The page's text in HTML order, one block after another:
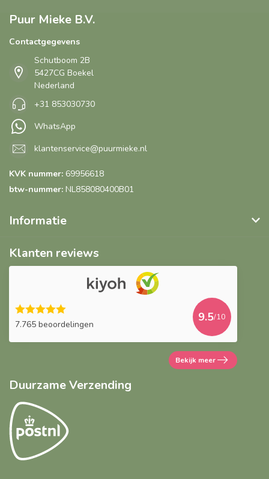
Puur Mieke B.V.
Contactgegevens
Schutboom 2B
5427CG Boekel
Nederland
+31 853030730
WhatsApp
klantenservice@puurmieke.nl
KVK nummer: 69956618
btw-nummer: NL858080400B01
Informatie
Klanten reviews
7.765 beoordelingen
9.5/10
Bekijk meer
Duurzame Verzending